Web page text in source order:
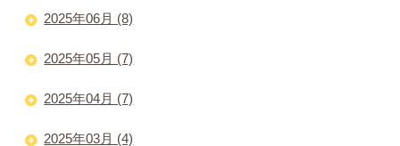
2025年06月 (8)
2025年05月 (7)
2025年04月 (7)
2025年03月 (4)